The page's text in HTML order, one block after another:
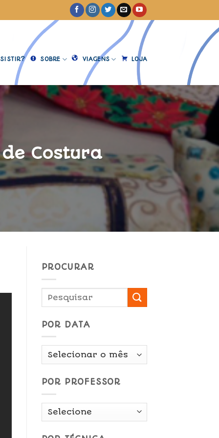
SOBRE VIAGENS LOJA
Costura
PROCURAR
POR DATA
Por
POR PROFESSOR